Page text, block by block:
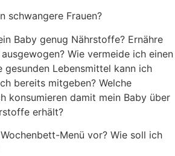
schwangere Frauen?
Baby genug Nährstoffe? Ernähre
Wie vermeide ich einen
gesunden Lebensmittel kann ich
bereits mitgeben? Welche
konsumieren damit mein Baby über
erhält?
Menü vor? Wie soll ich